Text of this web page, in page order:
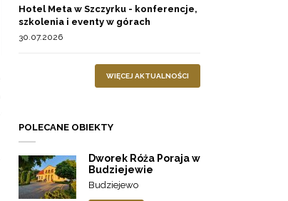
Hotel Meta w Szczyrku - konferencje,
szkolenia i eventy w górach
30.07.2026
WIĘCEJ AKTUALNOŚCI
POLECANE OBIEKTY
Dworek Róża Poraja w
Budziejewie
Budziejewo